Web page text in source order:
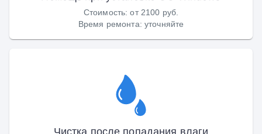
Стоимость:от 2100 руб.
Время ремонта: уточняйте
Чистка после попадания влаги